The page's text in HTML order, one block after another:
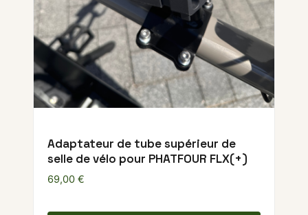
Adaptateur de tube supérieur de
selle de vélo pour PHATFOUR FLX(+)
69,00 €